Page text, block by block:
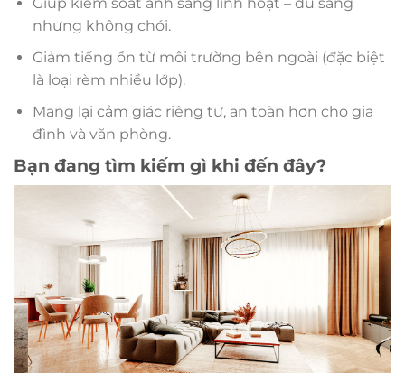
Giúp kiểm soát ánh sáng linh hoạt – đủ sáng
nhưng không chói.
Giảm tiếng ồn từ môi trường bên ngoài (đặc biệt
là loại rèm nhiều lớp).
Mang lại cảm giác riêng tư, an toàn hơn cho gia
đình và văn phòng.
Bạn đang tìm kiếm gì khi đến đây?